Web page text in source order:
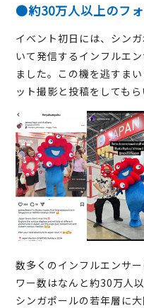
●約30万人以上のフ
イベント初日には、シン
いて発信するインフルエ
ました。この機を逃すま
ット撮影と投稿をしてもら
数多くのインフルエンサ
ワー数はなんと約30万人
シンガポールの若年層に